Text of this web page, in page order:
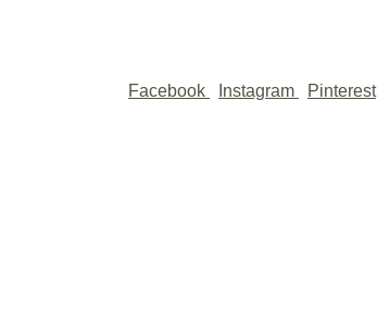
Facebook Instagram Pinterest